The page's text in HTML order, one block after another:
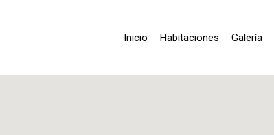
Inicio Habitaciones Galería